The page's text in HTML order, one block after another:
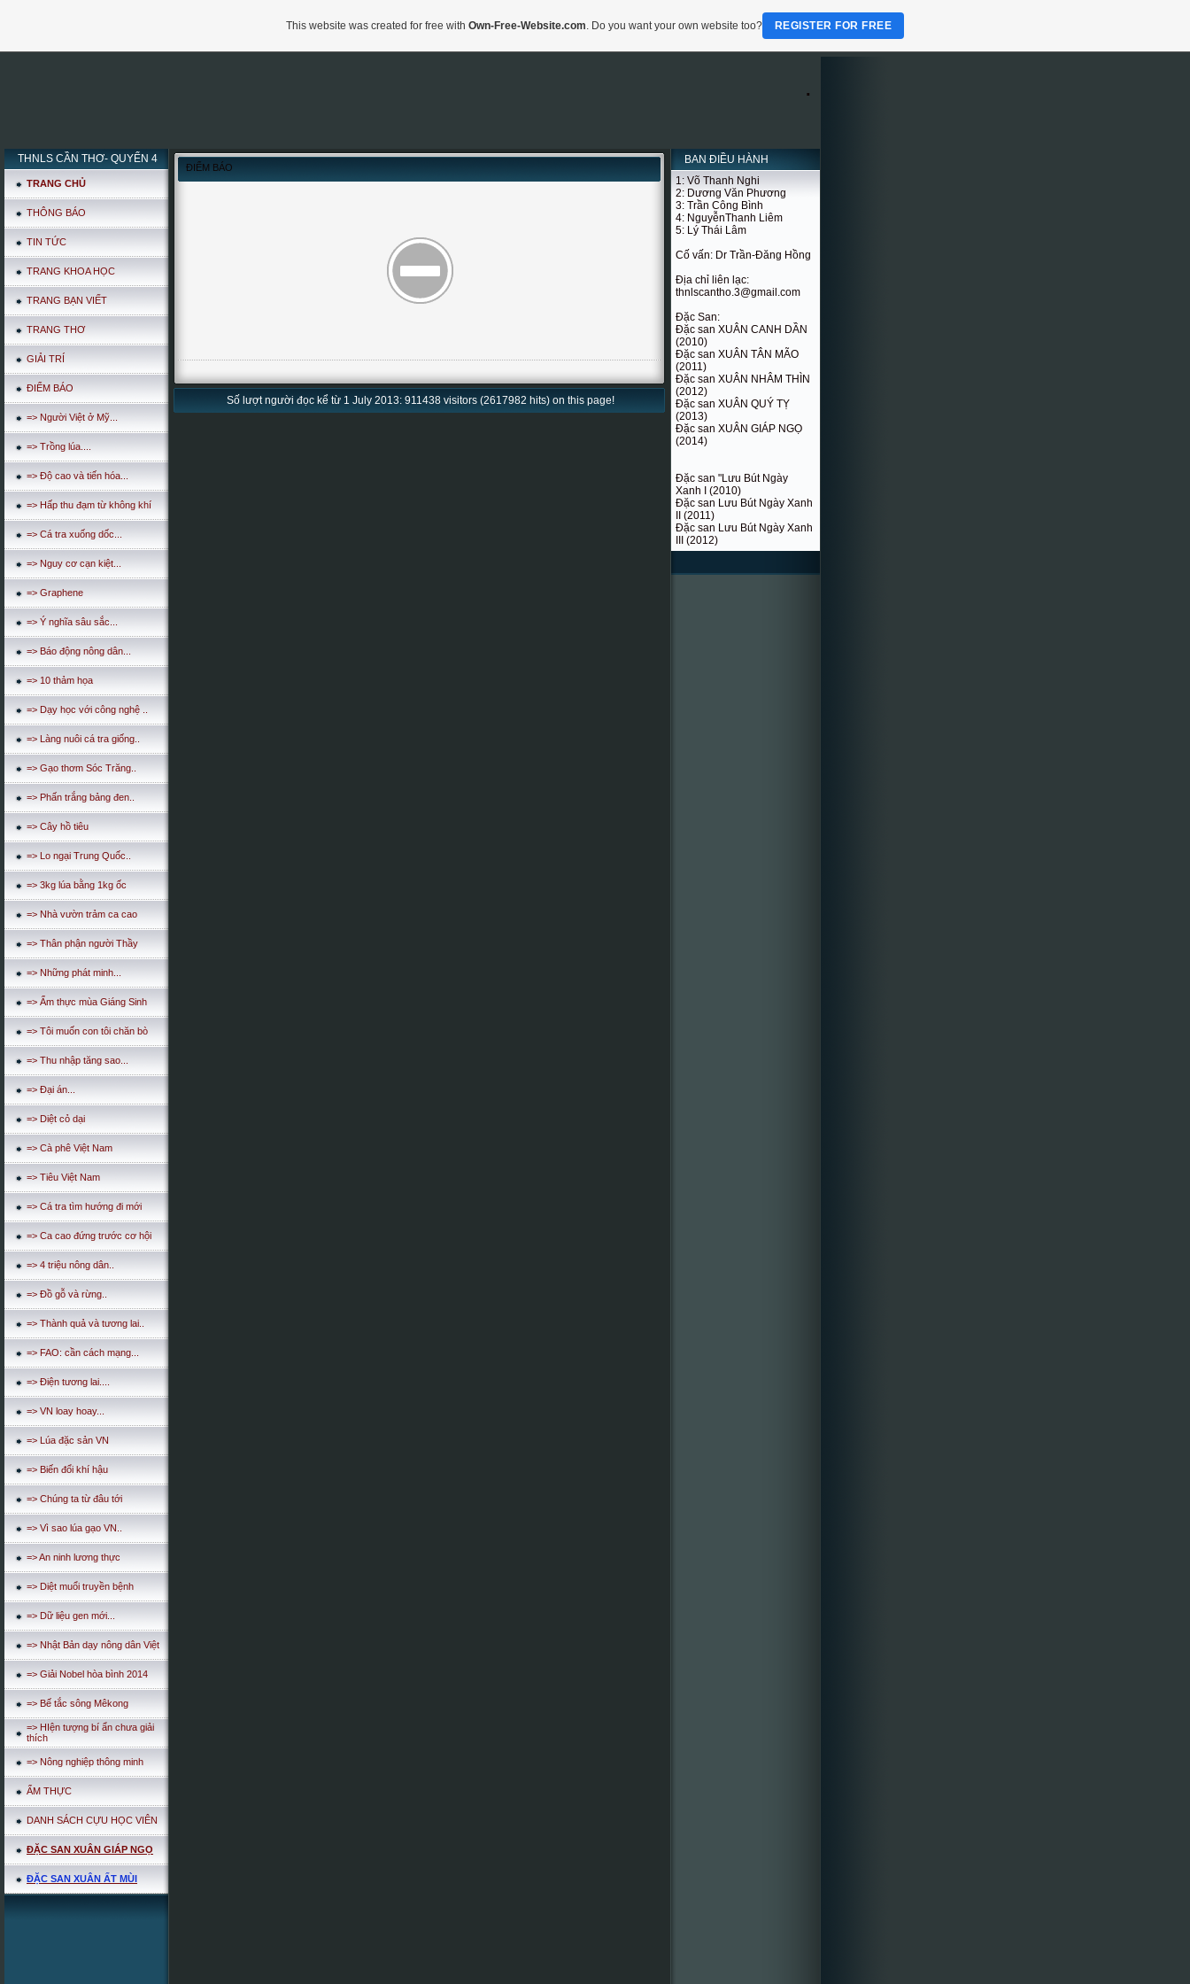
.
THNLS CẦN THƠ- QUYỂN 4
TRANG CHỦ
THÔNG BÁO
TIN TỨC
TRANG KHOA HỌC
TRANG BẠN VIẾT
TRANG THƠ
GIẢI TRÍ
ĐIỂM BÁO
=> Người Việt ở Mỹ...
=> Trồng lúa....
=> Độ cao và tiến hóa...
=> Hấp thu đạm từ không khí
=> Cá tra xuống dốc...
=> Nguy cơ cạn kiệt...
=> Graphene
=> Ý nghĩa sâu sắc...
=> Báo động nông dân...
=> 10 thảm họa
=> Dạy học với công nghệ ..
=> Làng nuôi cá tra giống..
=> Gạo thơm Sóc Trăng..
=> Phấn trắng bảng đen..
=> Cây hồ tiêu
=> Lo ngại Trung Quốc..
=> 3kg lúa bằng 1kg ốc
=> Nhà vườn trảm ca cao
=> Thân phận người Thầy
=> Những phát minh...
=> Ẩm thực mùa Giáng Sinh
=> Tôi muốn con tôi chăn bò
=> Thu nhập tăng sao...
=> Đại án...
=> Diệt cỏ dại
=> Cà phê Việt Nam
=> Tiêu Việt Nam
=> Cá tra tìm hướng đi mới
=> Ca cao đứng trước cơ hội
=> 4 triệu nông dân..
=> Đồ gỗ và rừng..
=> Thành quả và tương lai..
=> FAO: cần cách mạng...
=> Điện tương lai....
=> VN loay hoay...
=> Lúa đặc sản VN
=> Biến đổi khí hậu
=> Chúng ta từ đâu tới
=> Vì sao lúa gạo VN..
=> An ninh lương thực
=> Diệt muổi truyền bệnh
=> Dữ liệu gen mới...
=> Nhật Bản dạy nông dân Việt
=> Giải Nobel hòa bình 2014
=> Bế tắc sông Mêkong
=> HIện tượng bí ẩn chưa giải
thích
=> Nông nghiệp thông minh
ẨM THỰC
DANH SÁCH CỰU HỌC VIÊN
ĐẶC SAN XUÂN GIÁP NGỌ
ĐẶC SAN XUÂN ẤT MÙI
ĐIỂM BÁO
Số lượt người đọc kể từ 1 July 2013: 911438 visitors (2617982 hits) on this page!
BAN ĐIỀU HÀNH
1: Võ Thanh Nghi
2: Dương Văn Phương
3: Trần Công Bình
4: NguyễnThanh Liêm
5: Lý Thái Lâm
Cố vấn: Dr Trần-Đăng Hồng
Địa chỉ liên lạc:
thnlscantho.3@gmail.com
Đặc San:
Đặc san XUÂN CANH DẦN
(2010)
Đặc san XUÂN TÂN MÃO
(2011)
Đặc san XUÂN NHÂM THÌN
(2012)
Đặc san XUÂN QUÝ TỴ
(2013)
Đặc san XUÂN GIÁP NGỌ
(2014)
Đặc san "Lưu Bút Ngày
Xanh I (2010)
Đặc san Lưu Bút Ngày Xanh
II (2011)
Đặc san Lưu Bút Ngày Xanh
III (2012)
This website was created for free with Own-Free-Website.com. Do you want your own website too? REGISTER FOR FREE